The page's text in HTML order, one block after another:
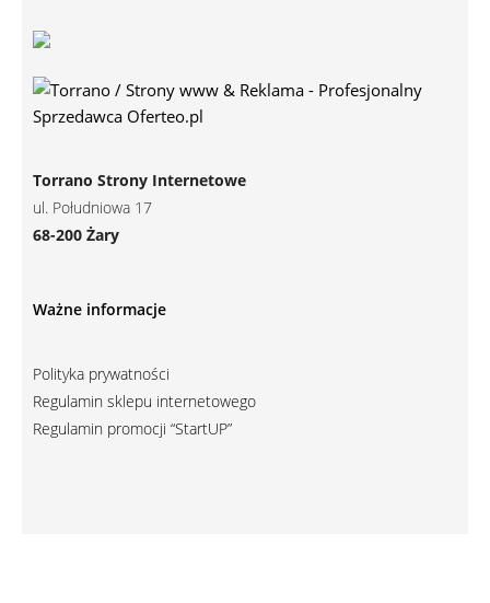
Torrano Strony Internetowe
ul. Południowa 17
68-200 Żary
Ważne informacje
Polityka prywatności
Regulamin sklepu internetowego
Regulamin promocji “StartUP”